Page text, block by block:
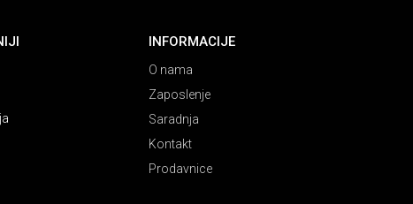
INFORMACIJE
O nama
Zaposlenje
Saradnja
Kontakt
Prodavnice